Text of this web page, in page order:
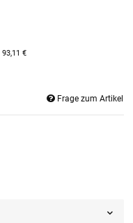
93,11 €
Frage zum Artikel